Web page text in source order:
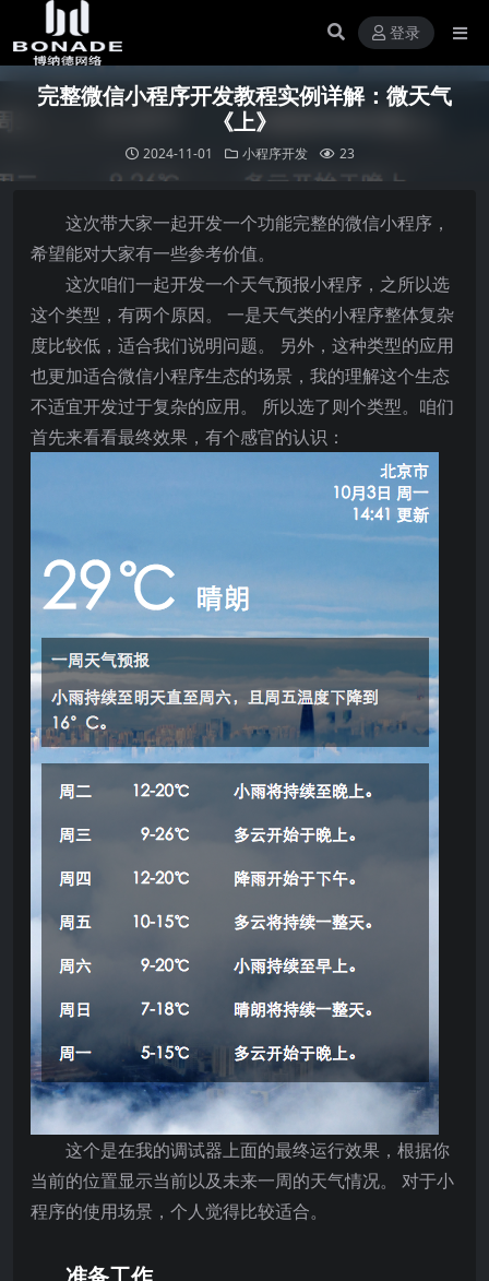
登录
完整微信小程序开发教程实例详解：微天气
《上》
2024-11-01 小程序开发 23
这次带大家一起开发一个功能完整的微信小程序，
希望能对大家有一些参考价值。
这次咱们一起开发一个天气预报小程序，之所以选
这个类型，有两个原因。 一是天气类的小程序整体复杂
度比较低，适合我们说明问题。 另外，这种类型的应用
也更加适合微信小程序生态的场景，我的理解这个生态
不适宜开发过于复杂的应用。 所以选了则个类型。咱们
首先来看看最终效果，有个感官的认识：
这个是在我的调试器上面的最终运行效果，根据你
当前的位置显示当前以及未来一周的天气情况。 对于小
程序的使用场景，个人觉得比较适合。